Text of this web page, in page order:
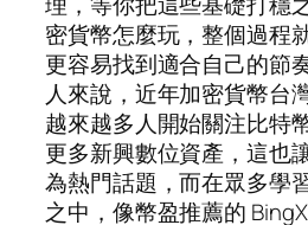
密貨幣怎麼玩，整個過程
更容易找到適合自己的節
人來說，近年加密貨幣台
越來越多人開始關注比特
更多新興數位資產，這也
為熱門話題，而在眾多學
之中，像幣盈推薦的